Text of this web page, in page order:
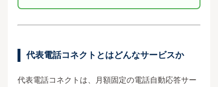
代表電話コネクトとはどんなサービスか
代表電話コネクトは、月額固定の電話自動応答サー